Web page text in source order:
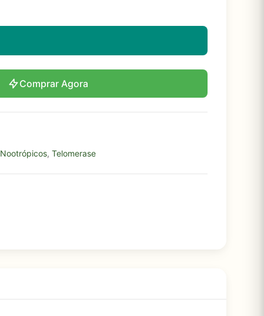
Comprar Agora
Nootrópicos, Telomerase